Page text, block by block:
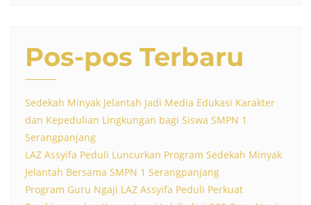
Pos-pos Terbaru
Sedekah Minyak Jelantah Jadi Media Edukasi Karakter
dan Kepedulian Lingkungan bagi Siswa SMPN 1
Serangpanjang
LAZ Assyifa Peduli Luncurkan Program Sedekah Minyak
Jelantah Bersama SMPN 1 Serangpanjang
Program Guru Ngaji LAZ Assyifa Peduli Perkuat